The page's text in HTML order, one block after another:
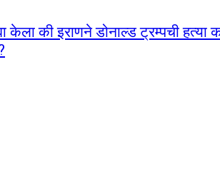
केला की इराणने डोनाल्ड ट्रम्पची हत्या